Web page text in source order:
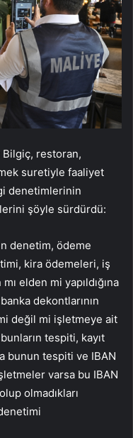
Bilgiç, restoran,
suretiyle faaliyet
denetimlerinin
şöyle sürdürdü:
denetim, ödeme
kira ödemeleri, iş
elden mi yapıldığına
dekontlarının
değil mi işletmeye ait
tespiti, kayıt
bunun tespiti ve IBAN
varsa bu IBAN
olmadıkları